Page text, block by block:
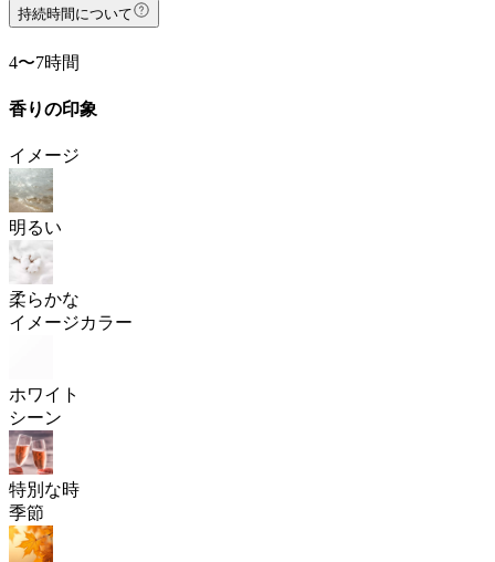
持続時間について
4〜7時間
香りの印象
イメージ
明るい
柔らかな
イメージカラー
ホワイト
シーン
特別な時
季節